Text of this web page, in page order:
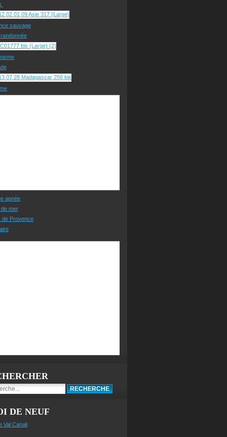
sauvage
apnée
mer
de Provence
DE NEUF
Val Canali